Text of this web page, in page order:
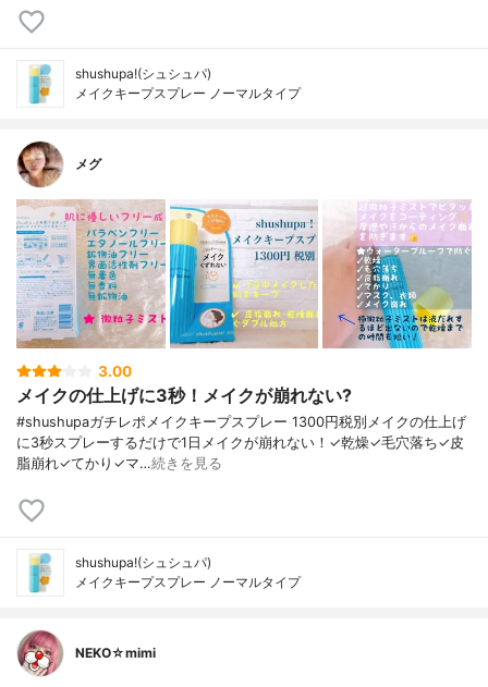
shushupa!(シュシュパ)
メイクキープスプレー ノーマルタイプ
メグ
3.00
メイクの仕上げに3秒！メイクが崩れない?
#shushupaガチレポメイクキープスプレー 1300円税別メイクの仕上げ
に3秒スプレーするだけで1日メイクが崩れない！✓乾燥✓毛穴落ち✓皮
脂崩れ✓てかり✓マ…続きを見る
shushupa!(シュシュパ)
メイクキープスプレー ノーマルタイプ
NEKO☆mimi